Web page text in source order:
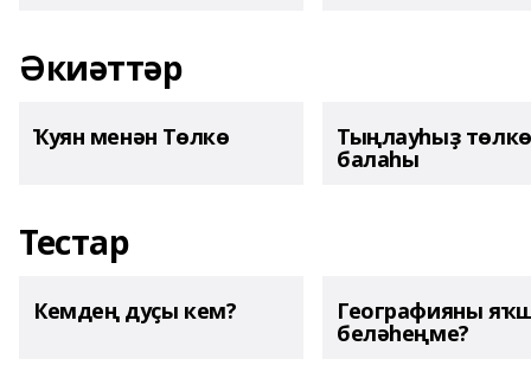
Әкиәттәр
Ҡуян менән Төлкө Тыңлауһыҙ төлкө
балаһы
Тестар
Кемдең дуҫы кем? Географияны
беләһеңме?